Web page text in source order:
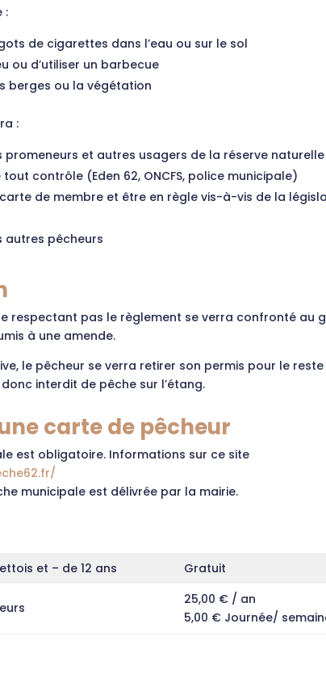
:
de cigarettes dans l’eau ou sur le sol
ou d’utiliser un barbecue
berges ou la végétation
:
promeneurs et autres usagers de la réserve naturelle
contrôle (Eden 62, ONCFS, police municipale)
de membre et être en règle vis-à-vis de la
autres pêcheurs
respectant pas le règlement se verra confronté au
à une amende.
le pêcheur se verra retirer son permis pour le
interdit de pêche sur l’étang.
carte de pêcheur
est obligatoire. Informations sur ce site
municipale est délivrée par la mairie.
et – de 12 ans Gratuit
25,00 € / an
5,00 € Journée/